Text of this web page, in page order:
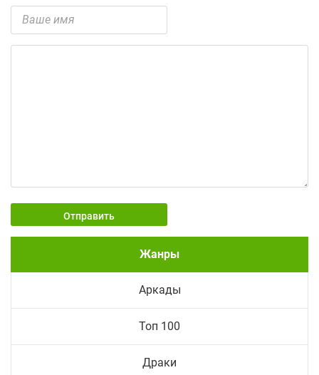
Отправить
Жанры
Аркады
Топ 100
Драки